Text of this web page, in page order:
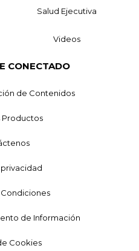
Salud Ejecutiva
Videos
CONECTADO
de Contenidos
Productos
de Información
Cookies